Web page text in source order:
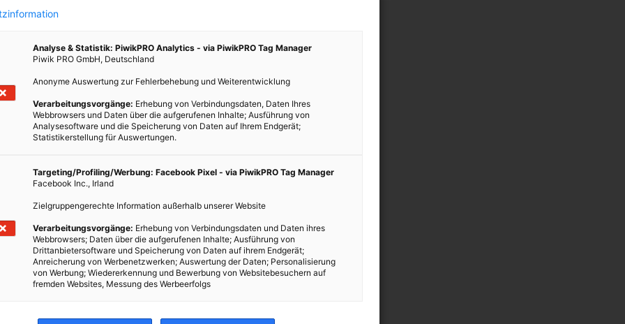
ist, die für die Elektronikindustrie unverzichtbar sind;
Erden. Die Industrie entwickelte in der Folge ein Maß für
in der Produktion: Die Criticality. Sie zielt auf einen
und berücksichtigt neben der technischen Komplexität des
auch das politische Umfeld sowie die Stabilität der
wichtig, wenn zu den Hauptproduzenten die Demokratische
gehört.
nicht bei den etablierten Metallen der Industriellen
Zink oder Kupfer, sondern bei den Elementen, die für das
sind, da man in der Produktion von Elektronik nicht
für Handys, Batterien, Solarzellen und Windräder, wie Gallium
problemlos zu erhalten.
ist, dass das Recycling von Elektronikschrott immer stärker an
ernsthaften Problemen in der Versorgung mit notwendigen
ist nicht nur ein umweltfreundliches Schlagwort, es ist eine
Analyse & Statistik: PiwikPRO Analytics - via PiwikPRO Tag Manager
Piwik PRO GmbH, Deutschland
Anonyme Auswertung zur Fehlerbehebung und Weiterentwicklung
Verarbeitungsvorgänge: Erhebung von Verbindungsdaten, Daten Ihres
Webbrowsers und Daten über die aufgerufenen Inhalte; Ausführung von
Analysesoftware und die Speicherung von Daten auf Ihrem Endgerät;
Statistikerstellung für Auswertungen.
Targeting/Profiling/Werbung: Facebook Pixel - via PiwikPRO Tag Manager
Facebook Inc., Irland
Zielgruppengerechte Information außerhalb unserer Website
Verarbeitungsvorgänge: Erhebung von Verbindungsdaten und Daten ihres
Webbrowsers; Daten über die aufgerufenen Inhalte; Ausführung von
Drittanbietersoftware und Speicherung von Daten auf ihrem Endgerät;
Anreicherung von Werbenetzwerken; Auswertung der Daten; Personalisierung
von Werbung; Wiedererkennung und Bewerbung von Websitebesuchern auf
fremden Websites, Messung des Werbeerfolgs